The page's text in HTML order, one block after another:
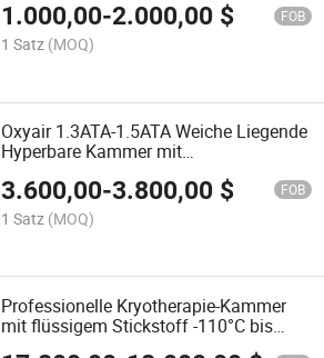
1.000,00-2.000,00 $ FOB
1 Satz (MOQ)
Oxyair 1.3ATA-1.5ATA Weiche Liegende
Hyperbare Kammer mit
3.600,00-3.800,00 $ FOB
1 Satz (MOQ)
Professionelle Kryotherapie-Kammer
mit flüssigem Stickstoff -110°C bis